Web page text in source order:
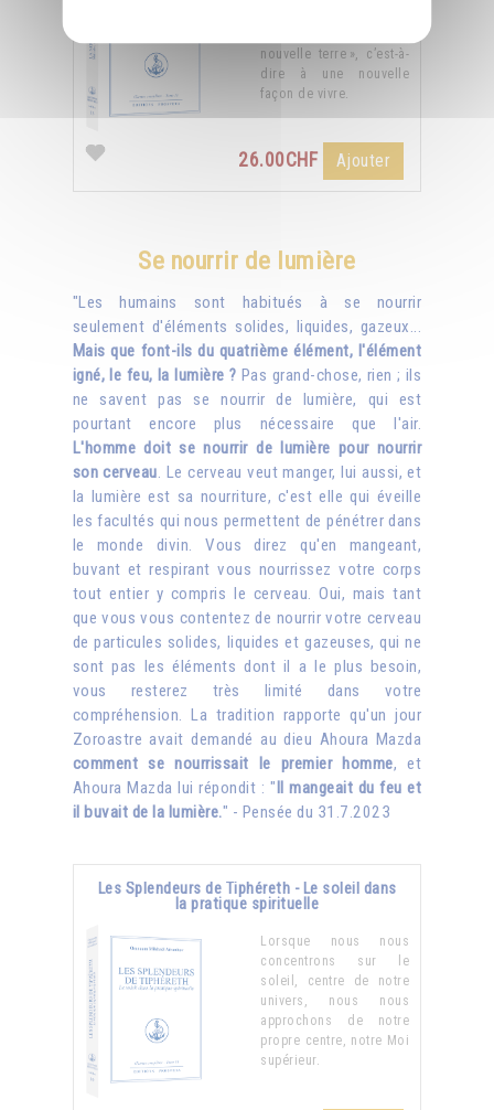
nouvelle terre », c’est-à-
dire à une nouvelle
façon de vivre.
26.00CHF Ajouter
Se nourrir de lumière
"Les humains sont habitués à se nourrir
seulement d'éléments solides, liquides, gazeux...
Mais que font-ils du quatrième élément, l'élément
igné, le feu, la lumière ? Pas grand-chose, rien ; ils
ne savent pas se nourrir de lumière, qui est
pourtant encore plus nécessaire que l'air.
L'homme doit se nourrir de lumière pour nourrir
son cerveau. Le cerveau veut manger, lui aussi, et
la lumière est sa nourriture, c'est elle qui éveille
les facultés qui nous permettent de pénétrer dans
le monde divin. Vous direz qu'en mangeant,
buvant et respirant vous nourrissez votre corps
tout entier y compris le cerveau. Oui, mais tant
que vous vous contentez de nourrir votre cerveau
de particules solides, liquides et gazeuses, qui ne
sont pas les éléments dont il a le plus besoin,
vous resterez très limité dans votre
compréhension. La tradition rapporte qu'un jour
Zoroastre avait demandé au dieu Ahoura Mazda
comment se nourrissait le premier homme, et
Ahoura Mazda lui répondit : " Il mangeait du feu et
il buvait de la lumière." - Pensée du 31.7.2023
Les Splendeurs de Tiphéreth - Le soleil dans
la pratique spirituelle
Lorsque nous nous
concentrons sur le
soleil, centre de notre
univers, nous nous
approchons de notre
propre centre, notre Moi
supérieur.